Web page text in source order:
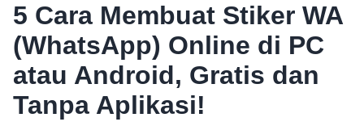
5 Cara Membuat Stiker WA
(WhatsApp) Online di PC
atau Android, Gratis dan
Tanpa Aplikasi!